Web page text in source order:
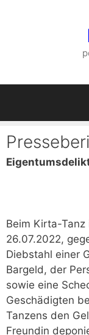
Beim Kirta-Tanz
26.07.2022,
Diebstahl einer
Bargeld, der
sowie eine
Geschädigten
Tanzens den
Freundin